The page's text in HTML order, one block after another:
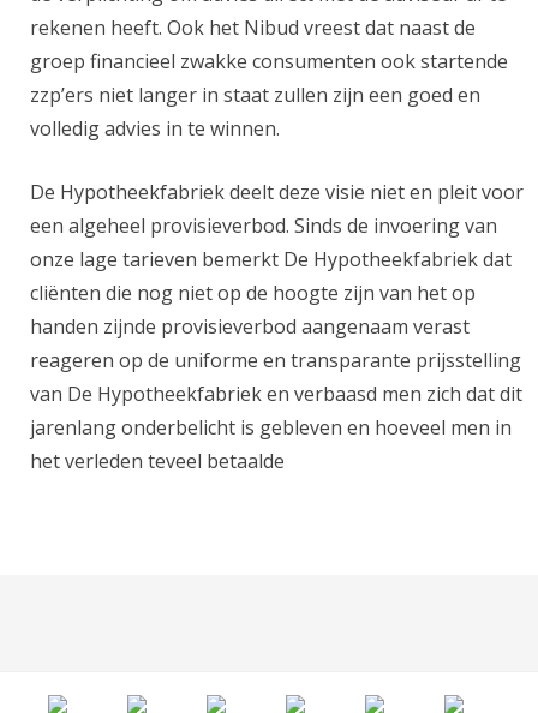
rekenen heeft. Ook het Nibud vreest dat naast de
groep financieel zwakke consumenten ook startende
zzp’ers niet langer in staat zullen zijn een goed en
volledig advies in te winnen.
De Hypotheekfabriek deelt deze visie niet en pleit voor
een algeheel provisieverbod. Sinds de invoering van
onze lage tarieven bemerkt De Hypotheekfabriek dat
cliënten die nog niet op de hoogte zijn van het op
handen zijnde provisieverbod aangenaam verast
reageren op de uniforme en transparante prijsstelling
van De Hypotheekfabriek en verbaasd men zich dat dit
jarenlang onderbelicht is gebleven en hoeveel men in
het verleden teveel betaalde